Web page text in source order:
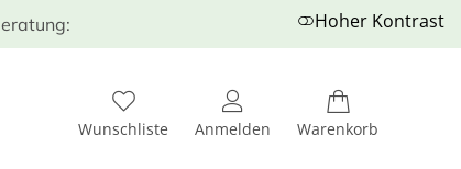
Hoher Kontrast
Wunschliste Anmelden Warenkorb